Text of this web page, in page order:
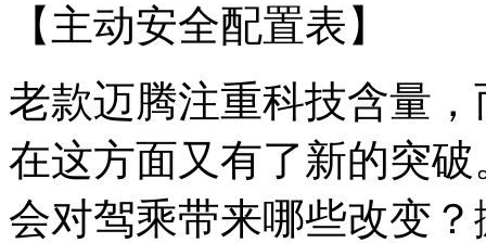
【主动安全配置表】
老款迈腾注重科技含量
在这方面又有了新的突
会对驾乘带来哪些改变